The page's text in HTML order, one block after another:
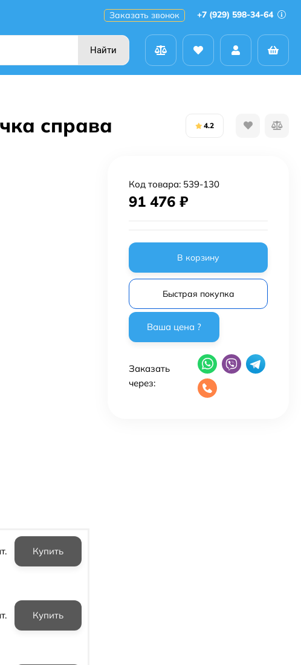
Заказать звонок +7 (929) 598-34-64
Найти
справа 4.2
Код товара: 539-130
91 476 ₽
В корзину
Быстрая покупка
Заказать
через: